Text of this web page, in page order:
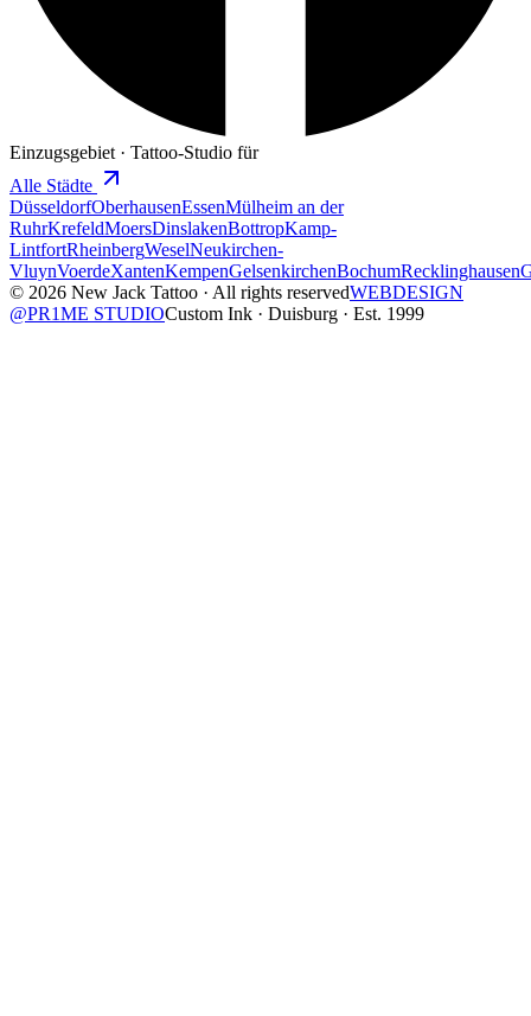
Einzugsgebiet · Tattoo-Studio für
Alle Städte
DüsseldorfOberhausenEssenMülheim an der
RuhrKrefeldMoersDinslakenBottropKamp-
LintfortRheinbergWeselNeukirchen-
VluynVoerdeXantenKempenGelsenkirchenBochumRecklinghausen
© 2026 New Jack Tattoo · All rights reservedWEBDESIGN
@PR1ME STUDIOCustom Ink · Duisburg · Est. 1999